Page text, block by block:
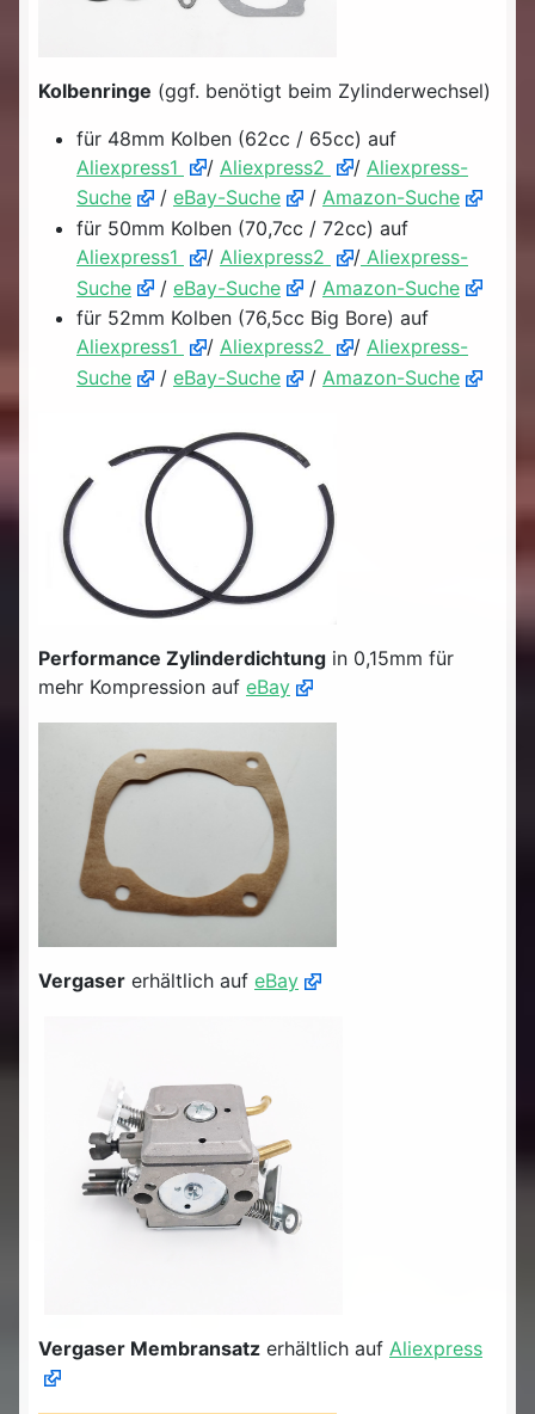
Kolbenringe (ggf. benötigt beim Zylinderwechsel)
für 48mm Kolben (62cc / 65cc) auf
Aliexpress1
/ Aliexpress2 / Aliexpress-
Suche
/ eBay-Suche / Amazon-Suche
für 50mm Kolben (70,7cc / 72cc) auf
Aliexpress1
/ Aliexpress2 / Aliexpress-
Suche
/ eBay-Suche / Amazon-Suche
für 52mm Kolben (76,5cc Big Bore) auf
Aliexpress1
/ Aliexpress2 / Aliexpress-
Suche
/ eBay-Suche / Amazon-Suche
Performance Zylinderdichtung in 0,15mm für
mehr Kompression auf eBay
Vergaser erhältlich auf eBay
Vergaser Membransatz erhältlich auf Aliexpress